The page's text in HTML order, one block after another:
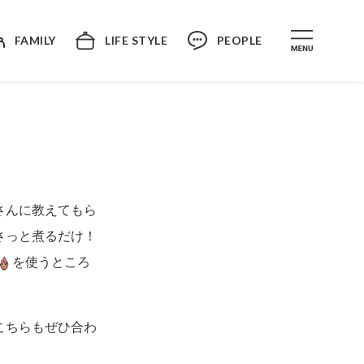
FAMILY LIFE STYLE PEOPLE
に教えてもら
と煮るだけ！
を使うところ
ちらもぜひ合わ